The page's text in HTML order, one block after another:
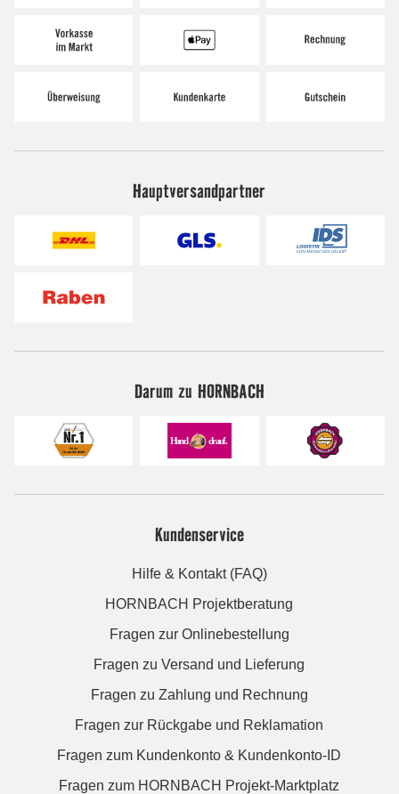
Hauptversandpartner
Darum zu HORNBACH
Kundenservice
Hilfe & Kontakt (FAQ)
HORNBACH Projektberatung
Fragen zur Onlinebestellung
Fragen zu Versand und Lieferung
Fragen zu Zahlung und Rechnung
Fragen zur Rückgabe und Reklamation
Fragen zum Kundenkonto & Kundenkonto-ID
Fragen zum HORNBACH Projekt-Marktplatz